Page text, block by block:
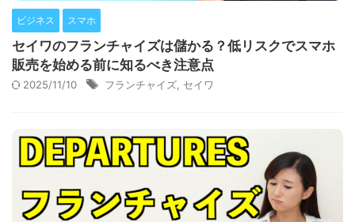
ビジネス スマホ
セイワのフランチャイズは儲かる？低リスクでスマホ
販売を始める前に知るべき注意点
2025/11/10 フランチャイズ セイワ